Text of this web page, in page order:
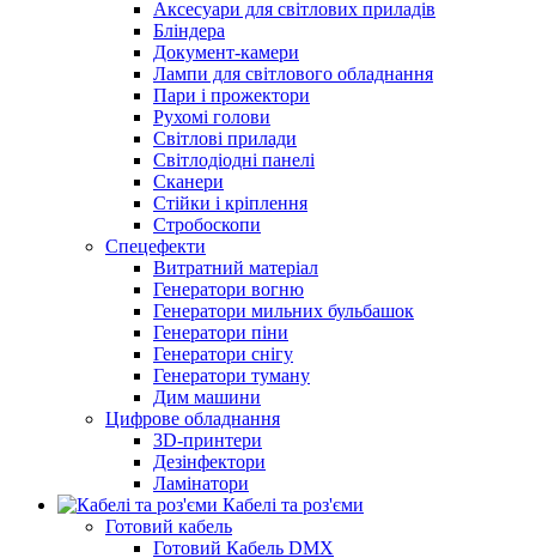
Аксесуари для світлових приладів
Бліндера
Документ-камери
Лампи для світлового обладнання
Пари і прожектори
Рухомі голови
Світлові прилади
Світлодіодні панелі
Сканери
Стійки і кріплення
Стробоскопи
Спецефекти
Витратний матеріал
Генератори вогню
Генератори мильних бульбашок
Генератори піни
Генератори снігу
Генератори туману
Дим машини
Цифрове обладнання
3D-принтери
Дезінфектори
Ламінатори
Кабелі та роз'єми
Готовий кабель
Готовий Кабель DMX